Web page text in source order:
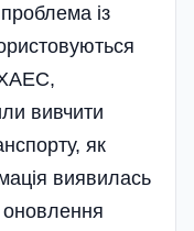
із
вивчити
як
виявилась